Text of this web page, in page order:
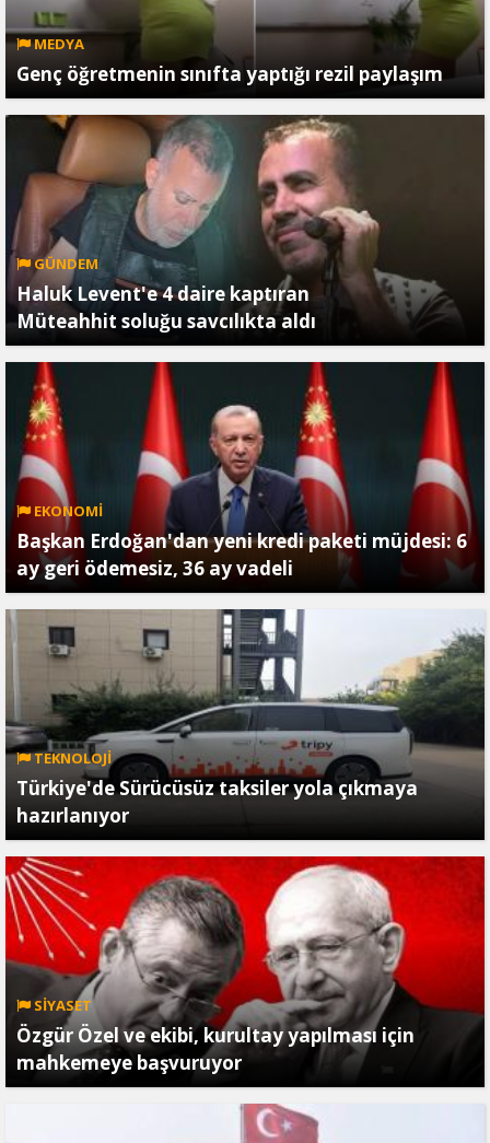
MEDYA
Genç öğretmenin sınıfta yaptığı rezil paylaşım
GÜNDEM
Haluk Levent'e 4 daire kaptıran
Müteahhit soluğu savcılıkta aldı
EKONOMİ
Başkan Erdoğan'dan yeni kredi paketi müjdesi: 6
ay geri ödemesiz, 36 ay vadeli
TEKNOLOJİ
Türkiye'de Sürücüsüz taksiler yola çıkmaya
hazırlanıyor
SİYASET
Özgür Özel ve ekibi, kurultay yapılması için
mahkemeye başvuruyor